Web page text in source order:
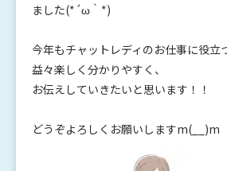
ました(*´ω｀*)
今年もチャットレディのお仕事に役立
益々楽しく分かりやすく、
お伝えしていきたいと思います！！
どうぞよろしくお願いしますm(__)m